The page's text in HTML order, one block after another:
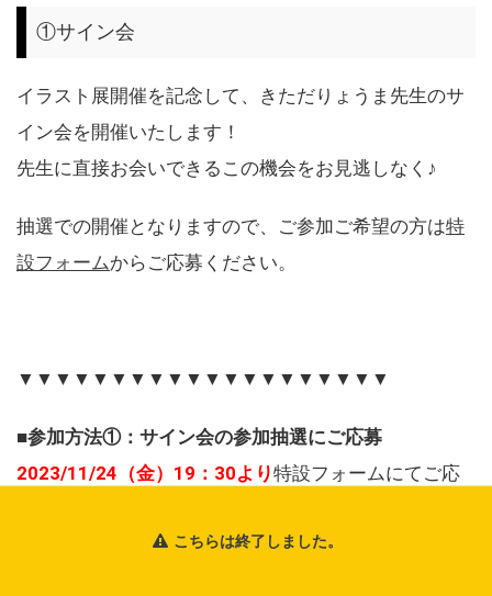
①サイン会
イラスト展開催を記念して、きただりょうま先生のサ
イン会を開催いたします！
先生に直接お会いできるこの機会をお見逃しなく♪
抽選での開催となりますので、ご参加ご希望の方は特
設フォームからご応募ください。
▼▼▼▼▼▼▼▼▼▼▼▼▼▼▼▼▼▼▼▼
■参加方法①：サイン会の参加抽選にご応募
2023/11/24（金）19：30より特設フォームにてご応
下記【応募条件】と【その他注意事項】を必ずご確
こちらは終了しました。